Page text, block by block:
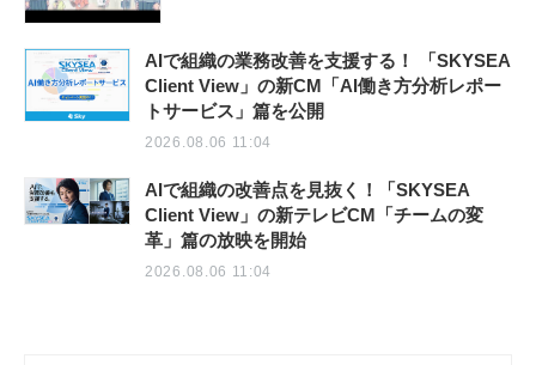
AIで組織の業務改善を支援する！ 「SKYSEA
Client View」の新CM「AI働き方分析レポー
トサービス」篇を公開
2026.08.06 11:04
AIで組織の改善点を見抜く！「SKYSEA
Client View」の新テレビCM「チームの変
革」篇の放映を開始
2026.08.06 11:04